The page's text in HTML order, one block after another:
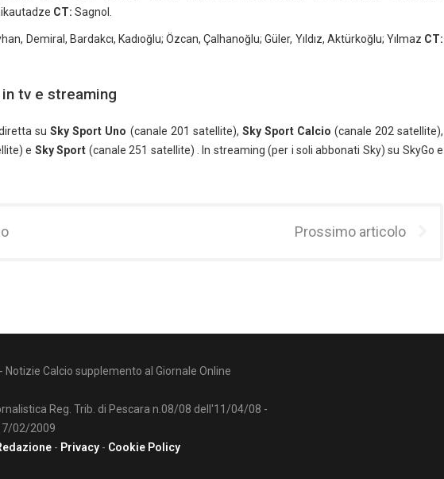
CT: Sagnol.
Demiral, Bardakcı, Kadıoğlu; Özcan, Çalhanoğlu; Güler, Yıldız, Aktürkoğlu; Yılmaz CT:
tv e streaming
diretta suSky Sport Uno (canale 201 satellite), Sky Sport Calcio (canale 202 satellite),
e Sky Sport (canale 251 satellite) . In streaming (per i soli abbonati Sky) su SkyGo e
Prossimo articolo
Calcio supplemento al Giornale Online
Reg. Trib. di Pescara n.08/08 dell'11/04/08 -
02/2009
- Privacy - Cookie Policy